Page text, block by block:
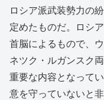
ロシア派武装勢力の
定めたものだ。ロシ
首脳によるもので、
ネツク・ルガンスク
重要な内容となって
意を守っていないと非